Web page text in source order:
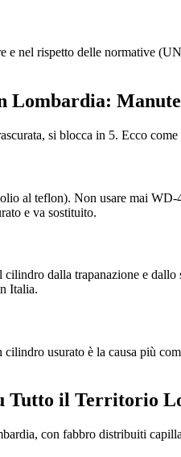
e nel rispetto delle normative
si blocca in 5. Ecco
al teflon). Non usare mai
e va sostituito.
dalla trapanazione e
Italia.
usurato è la causa più
Tutto il Territorio
con fabbro distribuiti